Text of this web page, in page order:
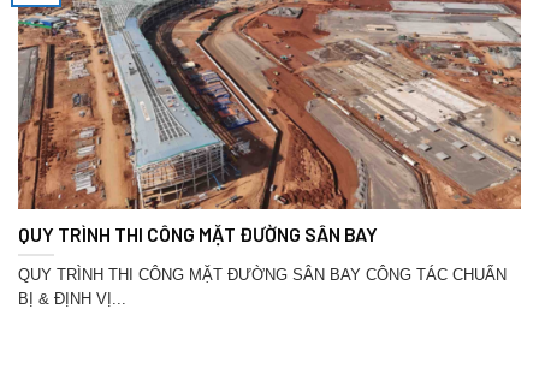
QUY TRÌNH THI CÔNG MẶT ĐƯỜNG SÂN BAY
QUY TRÌNH THI CÔNG MẶT ĐƯỜNG SÂN BAY CÔNG TÁC CHUẨN
BỊ & ĐỊNH VỊ...